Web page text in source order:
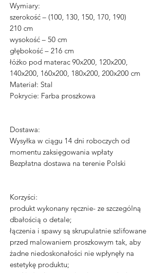
Wymiary:
szerokość – (100, 130, 150, 170, 190)
210 cm
wysokość – 50 cm
głębokość – 216 cm
łóżko pod materac 90x200, 120x200,
140x200, 160x200, 180x200, 200x200 cm
Materiał: Stal
Pokrycie: Farba proszkowa
Dostawa:
Wysyłka w ciągu 14 dni roboczych od
momentu zaksięgowania wpłaty
Bezpłatna dostawa na terenie Polski
Korzyści:
produkt wykonany ręcznie- ze szczególną
dbałością o detale;
łączenia i spawy są skrupulatnie szlifowane
przed malowaniem proszkowym tak, aby
żadne niedoskonałości nie wpłynęły na
estetykę produktu;